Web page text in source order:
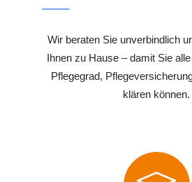
Wir beraten Sie unverbindlich
Ihnen zu Hause – damit Sie
Pflegegrad,
klären können.